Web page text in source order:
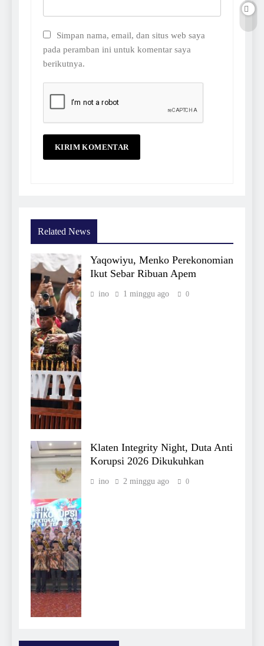
Simpan nama, email, dan situs web saya
pada peramban ini untuk komentar saya
berikutnya.
Related News
Yaqowiyu, Menko Perekonomian
Ikut Sebar Ribuan Apem
ino 1 minggu ago 0
Klaten Integrity Night, Duta Anti
Korupsi 2026 Dikukuhkan
ino 2 minggu ago 0